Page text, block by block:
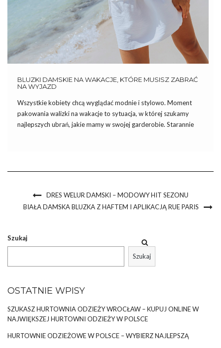
BLUZKI DAMSKIE NA WAKACJE, KTÓRE MUSISZ ZABRAĆ
NA WYJAZD
Wszystkie kobiety chcą wyglądać modnie i stylowo. Moment
pakowania walizki na wakacje to sytuacja, w której szukamy
najlepszych ubrań, jakie mamy w swojej garderobie. Starannie
DRES WELUR DAMSKI – MODOWY HIT SEZONU
BIAŁA DAMSKA BLUZKA Z HAFTEM I APLIKACJĄ RUE PARIS
Szukaj
Szukaj
OSTATNIE WPISY
SZUKASZ HURTOWNIA ODZIEŻY WROCŁAW – KUPUJ ONLINE W
NAJWIĘKSZEJ HURTOWNI ODZIEŻY W POLSCE
HURTOWNIE ODZIEŻOWE W POLSCE – WYBIERZ NAJLEPSZĄ